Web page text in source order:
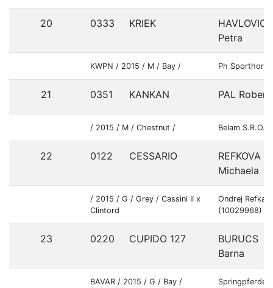
20 0333 KRIEK
Petra
KWPN / 2015 / M / Bay / Ph
21 0351 KANKAN PAL Robert
/ 2015 / M / Chestnut / Belam S.R.O.
22 0122 CESSARIO
REFKOVA
Michaela
/ 2015 / G / Grey / Cassini II x
Clintord
Ondrej Refka
(10029968)
23 0220 CUPIDO 127
BURUCS
Barna
BAVAR / 2015 / G / Bay /
Springpferde